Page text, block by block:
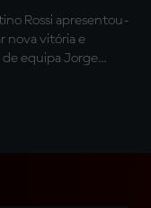
Rossi apresentou-
nova vitória e
de equipa Jorge